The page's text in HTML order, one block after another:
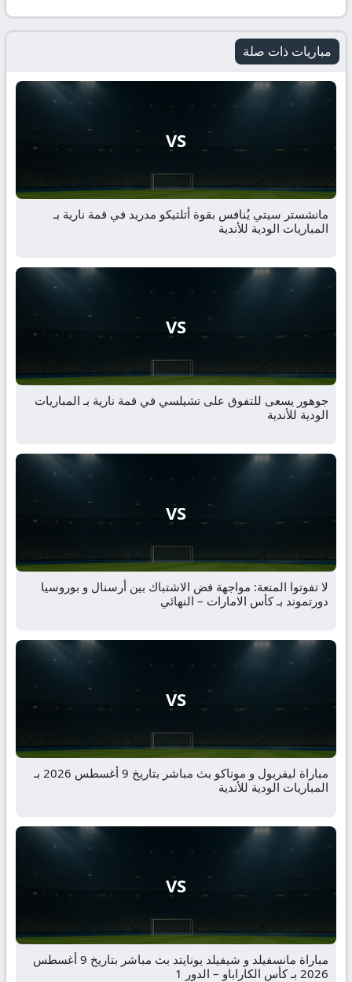
مباريات ذات صلة
VS
مانشستر سيتي يُنافس بقوة أتلتيكو مدريد في قمة نارية بـ
المباريات الودية للأندية
VS
جوهور يسعى للتفوق على تشيلسي في قمة نارية بـ المباريات
الودية للأندية
VS
لا تفوتوا المتعة: مواجهة فض الاشتباك بين أرسنال و بوروسيا
دورتموند بـ كأس الامارات – النهائي
VS
مباراة ليفربول و موناكو بث مباشر بتاريخ 9 أغسطس 2026 بـ
المباريات الودية للأندية
VS
مباراة مانسفيلد و شيفيلد يونايتد بث مباشر بتاريخ 9 أغسطس
2026 بـ كأس الكاراباو – الدور 1